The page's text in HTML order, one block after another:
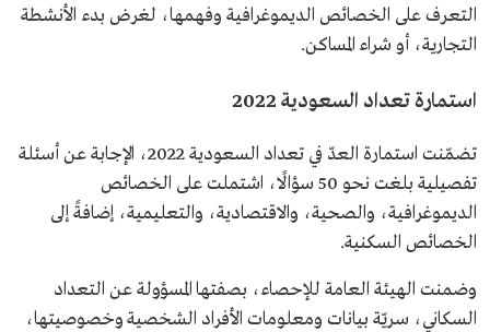
التعرف على الخصائص الديموغرافية وفهمها، لغرض بدء الأنشطة
التجارية، أو شراء المساكن.
استمارة تعداد السعودية 2022
تضمّنت استمارة العدّ في تعداد السعودية 2022، الإجابة عن أسئلة
تفصيلية بلغت نحو 50 سؤالًا، اشتملت على الخصائص
الديموغرافية، والصحية، والاقتصادية، والتعليمية، إضافةً إلى
الخصائص السكنية.
وضمنت الهيئة العامة للإحصاء، بصفتها المسؤولة عن التعداد
السكاني، سريّة بيانات ومعلومات الأفراد الشخصية وخصوصيتها،